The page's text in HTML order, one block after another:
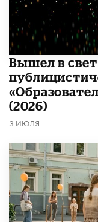
Вышел в
(2026)
3 ИЮЛЯ